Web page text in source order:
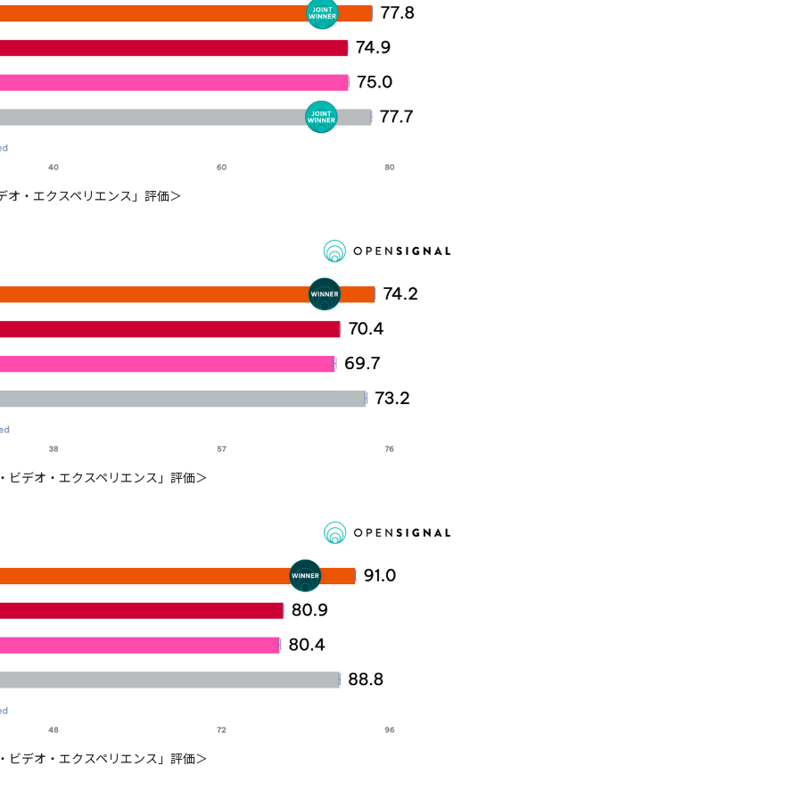
オ・エクスペリエンス」評価＞
ビデオ・エクスペリエンス」評価＞
ビデオ・エクスペリエンス」評価＞